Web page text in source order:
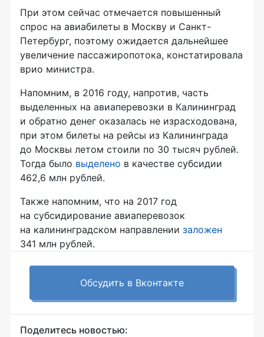
При этом сейчас отмечается повышенный
спрос на авиабилеты в Москву и Санкт-
Петербург, поэтому ожидается дальнейшее
увеличение пассажиропотока, констатировала
врио министра.
Напомним, в 2016 году, напротив, часть
выделенных на авиаперевозки в Калининград
и обратно денег оказалась не израсходована,
при этом билеты на рейсы из Калининграда
до Москвы летом стоили по 30 тысяч рублей.
Тогда было выделено в качестве субсидии
462,6 млн рублей.
Также напомним, что на 2017 год
на субсидирование авиаперевозок
на калининградском направлении заложен
341 млн рублей.
Обсудить в Вконтакте
Поделитесь новостью: